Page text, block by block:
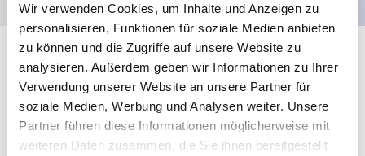
Wir verwenden Cookies, um Inhalte und Anzeigen zu
personalisieren, Funktionen für soziale Medien anbieten
zu können und die Zugriffe auf unsere Website zu
analysieren. Außerdem geben wir Informationen zu Ihrer
Verwendung unserer Website an unsere Partner für
soziale Medien, Werbung und Analysen weiter. Unsere
Partner führen diese Informationen möglicherweise mit
weiteren Daten zusammen, die Sie ihnen bereitgestellt
Spezifikationen Alle erweitern
Electrical Specifications
Electrical Specifications (coil rating)